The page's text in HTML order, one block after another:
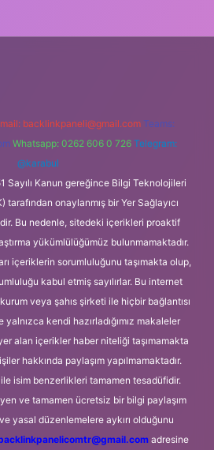
backlinkpaneli@gmail.com Teams:
Whatsapp: 0262 606 0 726 Telegram:
@karabul
Sayılı Kanun gereğince Bilgi Teknolojileri
onaylanmış bir Yer Sağlayıcı
Bu nedenle, sitedeki içerikleri proaktif
yükümlülüğümüz bulunmamaktadır.
içeriklerin sorumluluğunu taşımakta olup,
kabul etmiş sayılırlar. Bu internet
veya şahıs şirketi ile hiçbir bağlantısı
yalnızca kendi hazırladığımız makaleler
alan içerikler haber niteliği taşımamakta
hakkında paylaşım yapılmamaktadır.
isim benzerlikleri tamamen tesadüfidir.
ve tamamen ücretsiz bir bilgi paylaşım
yasal düzenlemelere aykırı olduğunu
adresine